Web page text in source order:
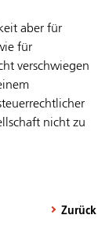
aber für
für
verschwiegen
nicht zu
Zurück